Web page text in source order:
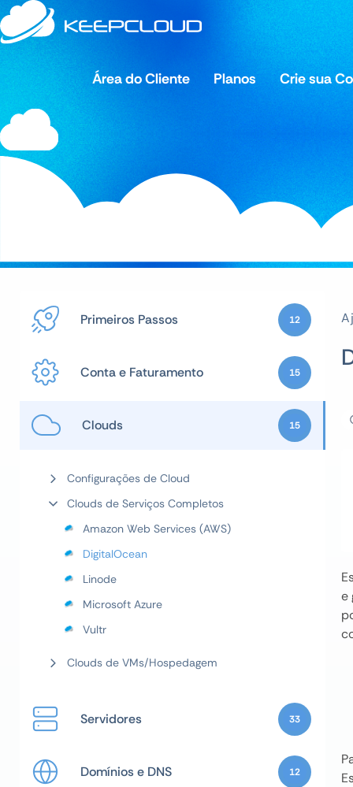
Área do Cliente Planos Crie sua
Primeiros Passos 12
Conta e Faturamento 15
Clouds 15
Configurações de Cloud
Clouds de Serviços Completos
Amazon Web Services (AWS)
DigitalOcean
Linode
Microsoft Azure
Vultr
Clouds de VMs/Hospedagem
Servidores 33
Domínios e DNS 12
e